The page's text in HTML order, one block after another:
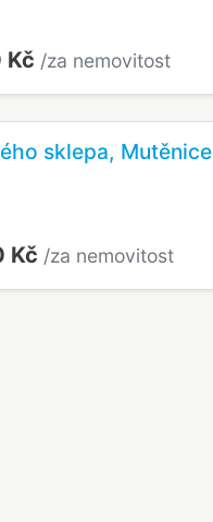
Kč /za nemovitost
sklepa,
Kč /za nemovitost